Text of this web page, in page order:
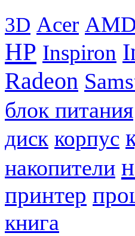
3D Acer
HP Inspiron
Radeon
блок питания
диск корпус
накопители
принтер
книга